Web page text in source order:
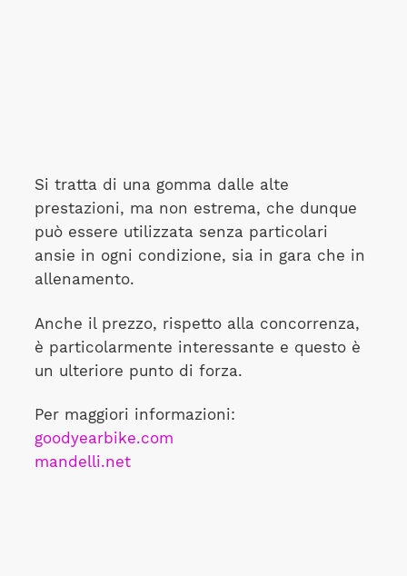
Si tratta di una gomma dalle alte
prestazioni, ma non estrema, che dunque
può essere utilizzata senza particolari
ansie in ogni condizione, sia in gara che in
allenamento.
Anche il prezzo, rispetto alla concorrenza,
è particolarmente interessante e questo è
un ulteriore punto di forza.
Per maggiori informazioni:
goodyearbike.com
mandelli.net